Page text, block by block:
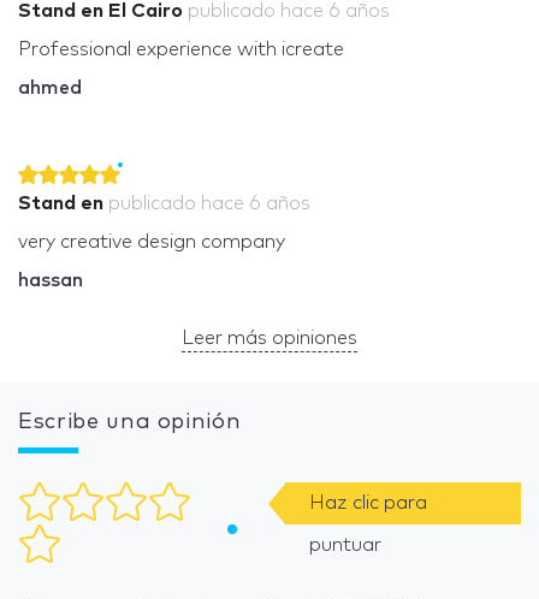
Stand en El Cairo publicado hace 6 años
Professional experience with icreate
ahmed
Stand en publicado hace 6 años
very creative design company
hassan
Leer más opiniones
Escribe una opinión
Haz clic para
puntuar